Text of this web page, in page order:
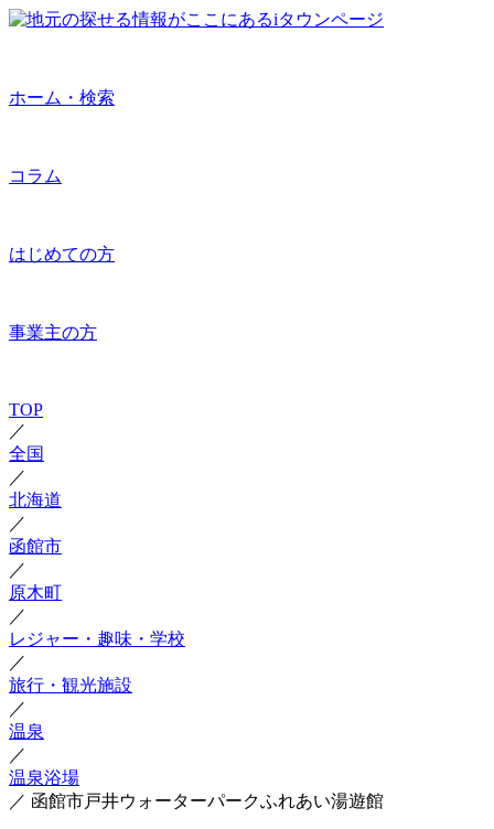
ホーム・検索
コラム
はじめての方
事業主の方
TOP
／
全国
／
北海道
／
函館市
／
原木町
／
レジャー・趣味・学校
／
旅行・観光施設
／
温泉
／
温泉浴場
／ 函館市戸井ウォーターパークふれあい湯遊館